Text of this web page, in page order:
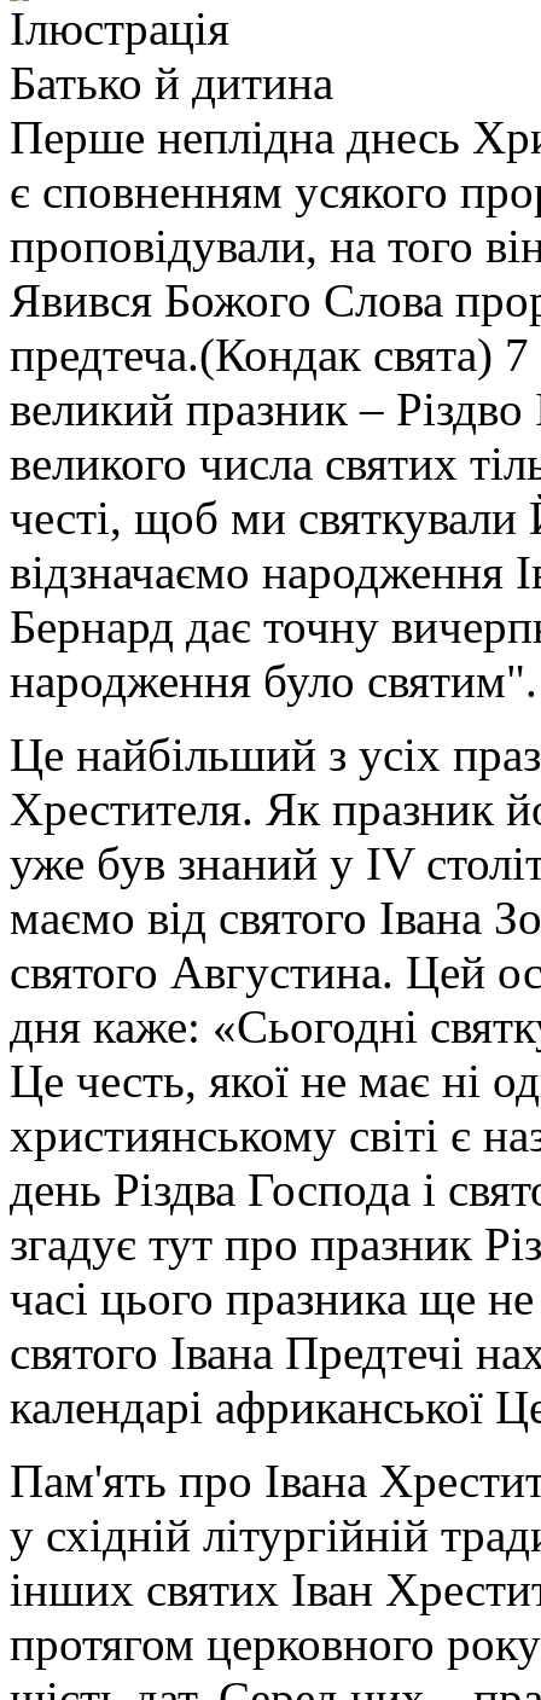
Ілюстрація
Батько й дитина
Перше неплідна днесь
є сповненням усякого
проповідували, на того
Явився Божого Слова
предтеча.(Кондак свята)
великий празник –
великого числа святих
честі, щоб ми
відзначаємо народження
Бернард дає точну
народження було святим".
Це найбільший з усіх
Хрестителя. Як празник
уже був знаний у IV
маємо від святого Івана
святого Августина. Цей
дня каже: «Сьогодні
Це честь, якої не має ні
християнському світі є
день Різдва Господа і
згадує тут про празник
часі цього празника ще
святого Івана Предтечі
календарі африканської
Пам'ять про Івана
у східній літургійній
інших святих Іван
протягом церковного